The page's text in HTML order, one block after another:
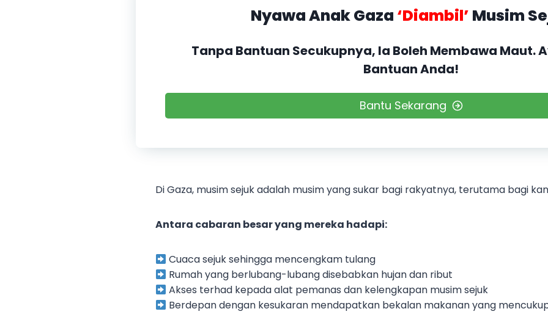
Nyawa Anak Gaza ‘Diambil’ Musim
Tanpa Bantuan Secukupnya, Ia Boleh Membawa Maut.
Bantuan Anda!
Bantu Sekarang
Di Gaza, musim sejuk adalah musim yang sukar bagi rakyatnya, terutama bagi
Antara cabaran besar yang mereka hadapi:
Cuaca sejuk sehingga mencengkam tulang
Rumah yang berlubang-lubang disebabkan hujan dan ribut
Akses terhad kepada alat pemanas dan kelengkapan musim sejuk
Berdepan dengan kesukaran mendapatkan bekalan makanan yang